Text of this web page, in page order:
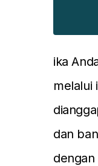
ika
melalui
dan